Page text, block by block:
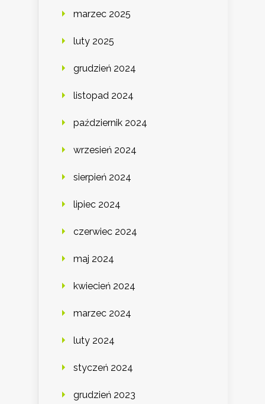
marzec 2025
luty 2025
grudzień 2024
listopad 2024
październik 2024
wrzesień 2024
sierpień 2024
lipiec 2024
czerwiec 2024
maj 2024
kwiecień 2024
marzec 2024
luty 2024
styczeń 2024
grudzień 2023